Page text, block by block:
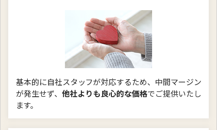
基本的に自社スタッフが対応するため、中間マージン
が発生せず、 他社よりも良心的な価格でご提供いたし
ます。